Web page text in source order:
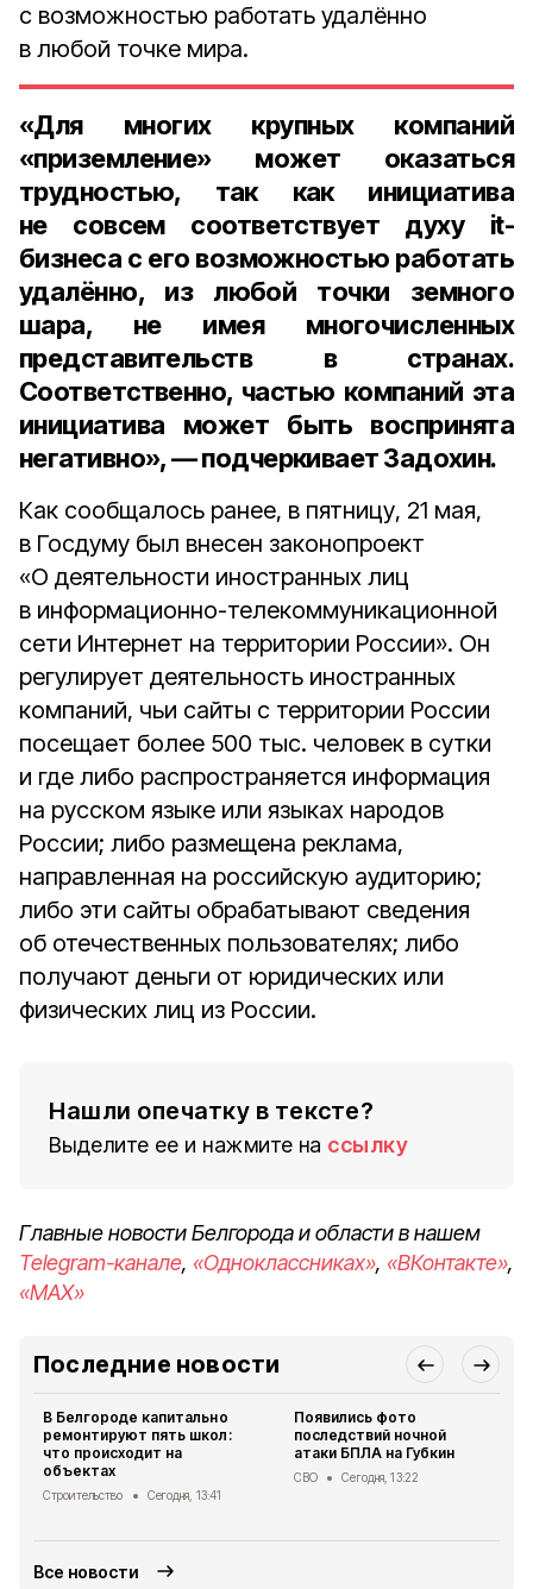
с возможностью работать удалённо
в любой точке мира.
«Для многих крупных компаний
«приземление» может оказаться
трудностью, так как инициатива
не совсем соответствует духу it-
бизнеса с его возможностью работать
удалённо, из любой точки земного
шара, не имея многочисленных
представительств в странах.
Соответственно, частью компаний эта
инициатива может быть воспринята
негативно», — подчеркивает Задохин.
Как сообщалось ранее, в пятницу, 21 мая,
в Госдуму был внесен законопроект
«О деятельности иностранных лиц
в информационно-телекоммуникационной
сети Интернет на территории России». Он
регулирует деятельность иностранных
компаний, чьи сайты с территории России
посещает более 500 тыс. человек в сутки
и где либо распространяется информация
на русском языке или языках народов
России; либо размещена реклама,
направленная на российскую аудиторию;
либо эти сайты обрабатывают сведения
об отечественных пользователях; либо
получают деньги от юридических или
физических лиц из России.
Нашли опечатку в тексте?
Выделите ее и нажмите на ссылку
Главные новости Белгорода и области в нашем
Telegram-канале, «Одноклассниках», «ВКонтакте»,
«MAX»
Последние новости
В Белгороде капитально
ремонтируют пять школ:
что происходит на
объектах
Строительство Сегодня, 13:41
Появились фото
последствий ночной
атаки БПЛА на Губкин
СВО Сегодня, 13:22
Все новости